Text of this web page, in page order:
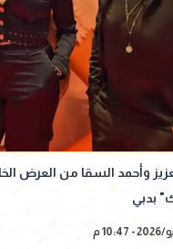
وأحمد السقا من العرض
بدبي